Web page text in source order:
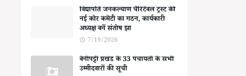
विद्यापति जनकल्याण चैरिटेबल ट्रस्ट की
नई कोर कमेटी का गठन, कार्यकारी
अध्यक्ष बनें संतोष झा
7/19/2026
बेनीपट्टी प्रखंड के 33 पंचायतों के सभी
उम्मीदवारों की सूची